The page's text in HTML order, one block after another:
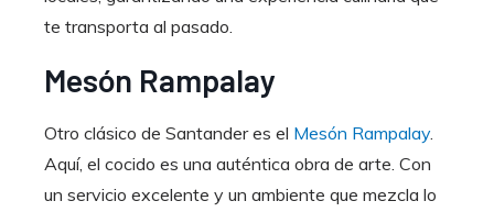
te transporta al pasado.
Mesón Rampalay
Otro clásico de Santander es el Mesón Rampalay.
Aquí, el cocido es una auténtica obra de arte. Con
un servicio excelente y un ambiente que mezcla lo